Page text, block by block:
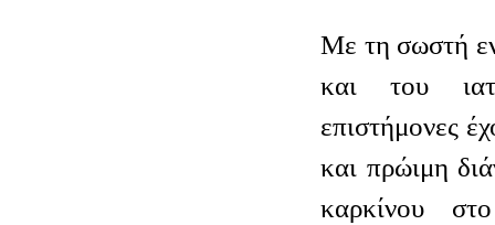
Με τη σωστή
και του
επιστήμονες
και πρώιμη
καρκίνου